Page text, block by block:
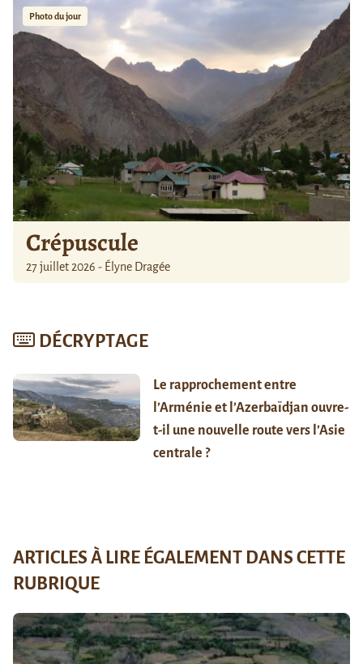
Photo du jour
Crépuscule
27 juillet 2026 - Élyne Dragée
DÉCRYPTAGE
Le rapprochement entre
l’Arménie et l’Azerbaïdjan ouvre-
t-il une nouvelle route vers l’Asie
centrale ?
ARTICLES À LIRE ÉGALEMENT DANS CETTE
RUBRIQUE